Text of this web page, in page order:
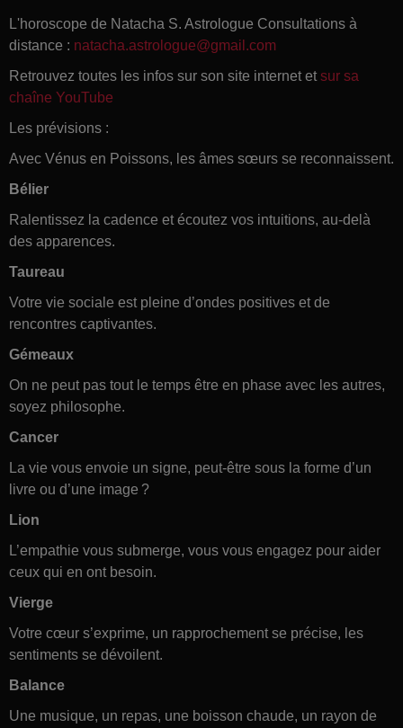
L'horoscope de Natacha S. Astrologue Consultations à
distance : natacha.astrologue@gmail.com
Retrouvez toutes les infos sur son site internet et sur sa
chaîne YouTube
Les prévisions :
Avec Vénus en Poissons, les âmes sœurs se reconnaissent.
Bélier
Ralentissez la cadence et écoutez vos intuitions, au-delà
des apparences.
Taureau
Votre vie sociale est pleine d’ondes positives et de
rencontres captivantes.
Gémeaux
On ne peut pas tout le temps être en phase avec les autres,
soyez philosophe.
Cancer
La vie vous envoie un signe, peut-être sous la forme d’un
livre ou d’une image ?
Lion
L’empathie vous submerge, vous vous engagez pour aider
ceux qui en ont besoin.
Vierge
Votre cœur s’exprime, un rapprochement se précise, les
sentiments se dévoilent.
Balance
Une musique, un repas, une boisson chaude, un rayon de